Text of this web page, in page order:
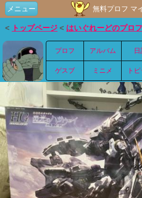
メニュー 無料プロフ マ
< トップページ < はいぐれーどのプロフ
プロフ アルバム
ゲスブ ミニメ ト